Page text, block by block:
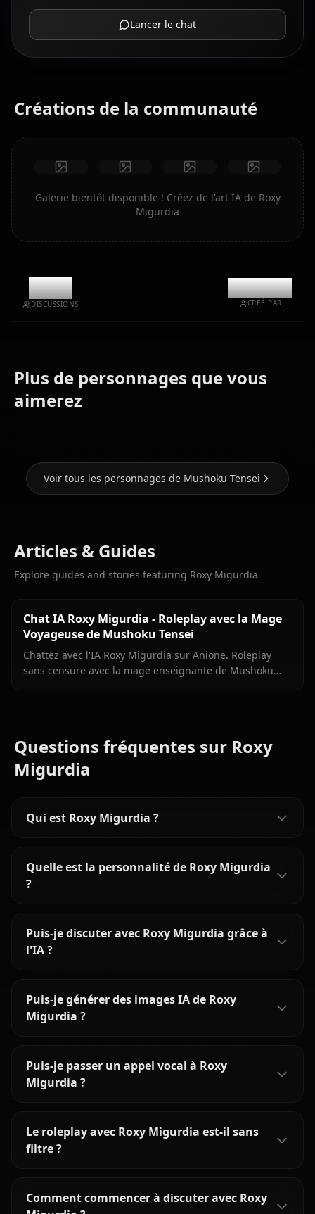
Lancer le chat
Créations de la communauté
Galerie bientôt disponible ! Créez de l'art IA de Roxy
Migurdia
11.9k
DISCUSSIONS
@kanashi
CRÉÉ PAR
Plus de personnages que vous
aimerez
Nanahoshi
Hilda
Voir tous les personnages de Mushoku Tensei
Articles & Guides
Explore guides and stories featuring Roxy Migurdia
Chat IA Roxy Migurdia - Roleplay avec la Mage
Voyageuse de Mushoku Tensei
Chattez avec l'IA Roxy Migurdia sur Anione. Roleplay
sans censure avec la mage enseignante de Mushoku
Questions fréquentes sur Roxy
Migurdia
Qui est Roxy Migurdia ?
Quelle est la personnalité de Roxy Migurdia
?
Puis-je discuter avec Roxy Migurdia grâce à
l'IA ?
Puis-je générer des images IA de Roxy
Migurdia ?
Puis-je passer un appel vocal à Roxy
Migurdia ?
Le roleplay avec Roxy Migurdia est-il sans
filtre ?
Comment commencer à discuter avec Roxy